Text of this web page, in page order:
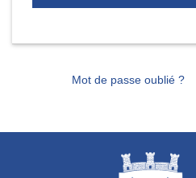
Mot de passe oublié ?